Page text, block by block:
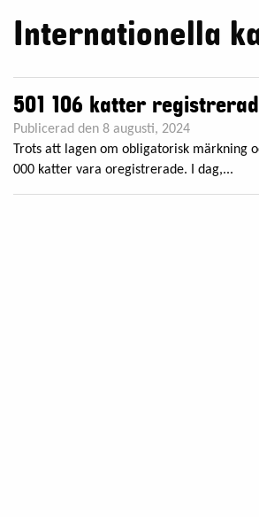
Internationella
501 106 katter
Publicerad den 8 augusti, 2024
Trots att lagen om obligatorisk märkning
000 katter vara oregistrerade. I dag,...